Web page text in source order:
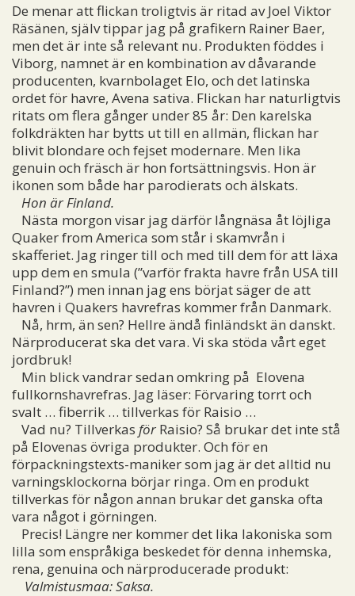
De menar att flickan troligtvis är ritad av Joel Viktor
Räsänen, själv tippar jag på grafikern Rainer Baer,
men det är inte så relevant nu. Produkten föddes i
Viborg, namnet är en kombination av dåvarande
producenten, kvarnbolaget Elo, och det latinska
ordet för havre, Avena sativa. Flickan har naturligtvis
ritats om flera gånger under 85 år: Den karelska
folkdräkten har bytts ut till en allmän, flickan har
blivit blondare och fejset modernare. Men lika
genuin och fräsch är hon fortsättningsvis. Hon är
ikonen som både har parodierats och älskats.
Hon är Finland.
Nästa morgon visar jag därför långnäsa åt löjliga
Quaker from America som står i skamvrån i
skafferiet. Jag ringer till och med till dem för att läxa
upp dem en smula (”varför frakta havre från USA till
Finland?”) men innan jag ens börjat säger de att
havren i Quakers havrefras kommer från Danmark.
Nå, hrm, än sen? Hellre ändå finländskt än danskt.
Närproducerat ska det vara. Vi ska stöda vårt eget
jordbruk!
Min blick vandrar sedan omkring på Elovena
fullkornshavrefras. Jag läser: Förvaring torrt och
svalt … fiberrik … tillverkas för Raisio …
Vad nu? Tillverkas för Raisio? Så brukar det inte stå
på Elovenas övriga produkter. Och för en
förpackningstexts-maniker som jag är det alltid nu
varningsklockorna börjar ringa. Om en produkt
tillverkas för någon annan brukar det ganska ofta
vara något i görningen.
Precis! Längre ner kommer det lika lakoniska som
lilla som enspråkiga beskedet för denna inhemska,
rena, genuina och närproducerade produkt:
Valmistusmaa: Saksa.